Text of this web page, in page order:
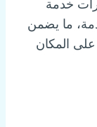
خدمة
ما يضمن
على المكان